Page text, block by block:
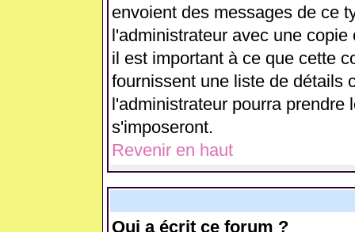
envoient des messages de ce
l'administrateur avec une
il est important à ce que cette
fournissent une liste de détails
l'administrateur pourra prendre
s'imposeront.
Revenir en haut
Qui a écrit ce forum ?